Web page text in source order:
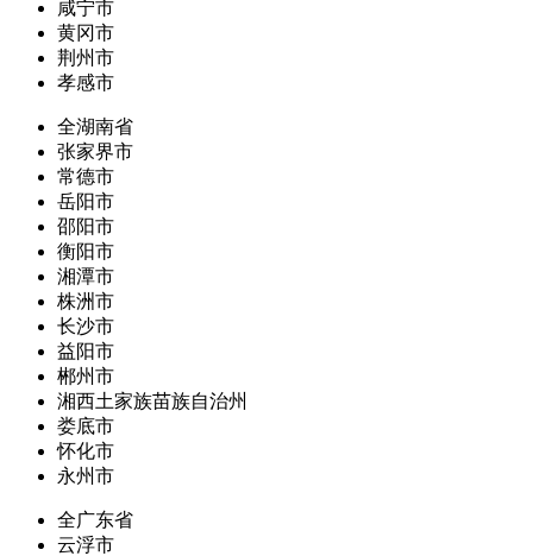
咸宁市
黄冈市
荆州市
孝感市
全湖南省
张家界市
常德市
岳阳市
邵阳市
衡阳市
湘潭市
株洲市
长沙市
益阳市
郴州市
湘西土家族苗族自治州
娄底市
怀化市
永州市
全广东省
云浮市